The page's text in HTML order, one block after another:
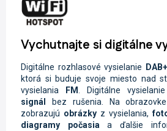
Vychutnajte si digitálne
Digitálne rozhlasové vysielanie DAB+
ktorá si buduje svoje miesto nad
vysielania
FM. Digitálne
signál
bez rušenia. Na
zobrazujú obrázky z vysielania,
diagramy počasiaa ďalšie